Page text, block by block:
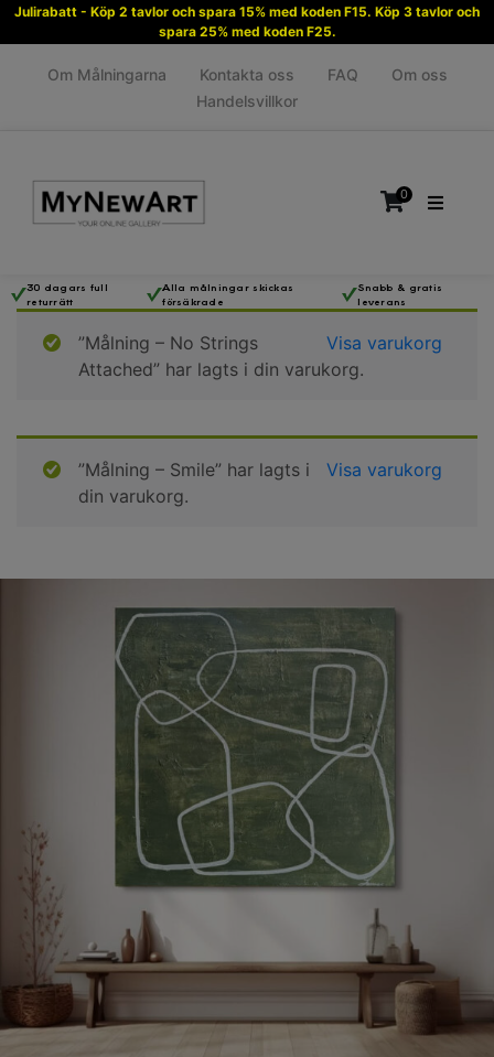
Julirabatt - Köp 2 tavlor och spara 15% med koden F15. Köp 3 tavlor och
spara 25% med koden F25.
Om Målningarna Kontakta oss FAQ
Om oss
Handelsvillkor
0
Inga produkter i varukorgen.
30 dagars full
returrätt
Alla målningar skickas
försäkrade
Snabb & gratis
leverans
Visa varukorg
”Målning – No Strings
Attached” har lagts i din varukorg.
Visa varukorg
”Målning – Smile” har lagts i
din varukorg.